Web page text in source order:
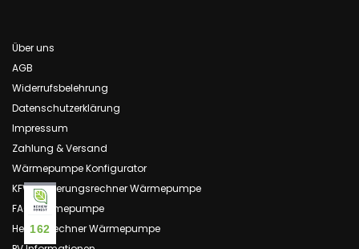
Über uns
AGB
Widerrufsbelehrung
Datenschutzerklärung
Impressum
Zahlung & Versand
Wärmepumpe Konfigurator
KFW Förderungsrechner Wärmepumpe
FAQ Wärmepumpe
Heizlastrechner Wärmepumpe
162